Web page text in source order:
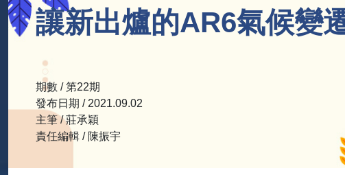
讓新出爐的AR6氣候變
期數 / 第22期
發布日期 / 2021.09.02
主筆 / 莊承穎
責任編輯 / 陳振宇